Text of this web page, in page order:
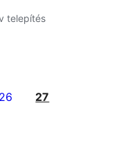
telepítés
26 27